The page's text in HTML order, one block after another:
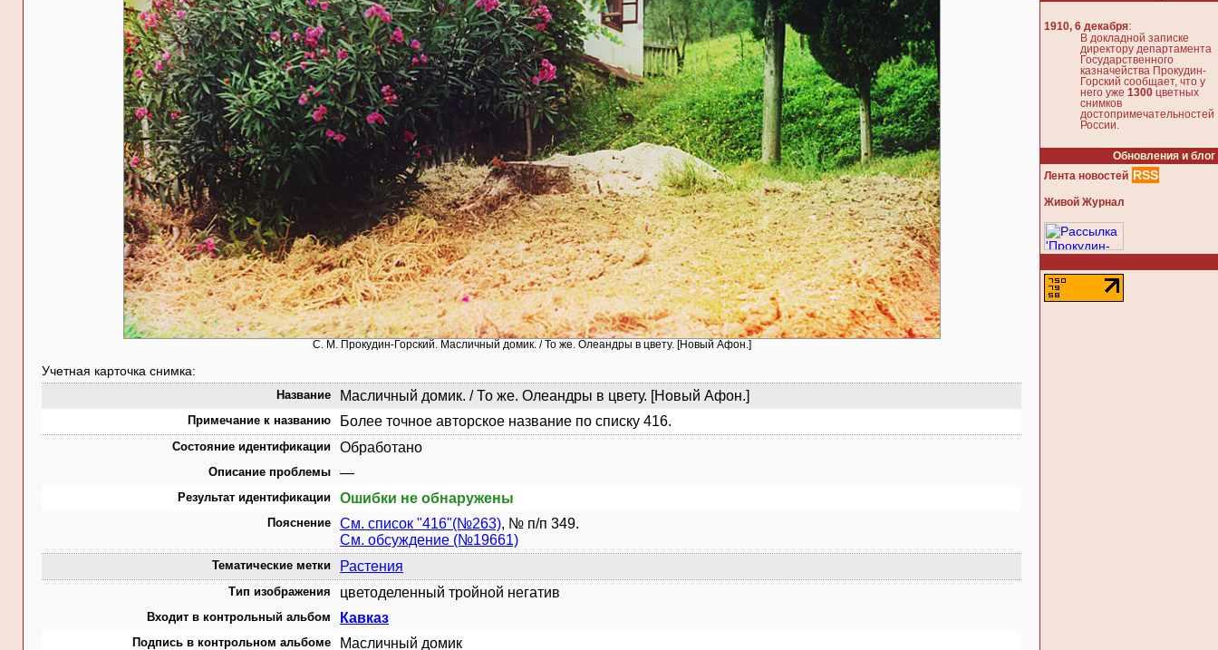
С. М. Прокудин-Горский. Масличный домик. / То же. Олеандры в цвету. [Новый Афон.]
Учетная карточка снимка:
Название Масличный домик. / То же. Олеандры в цвету. [Новый Афон.]
Примечание к названию Более точное авторское название по списку 416.
Состояние идентификации Обработано
Описание проблемы —
Результат идентификации Ошибки не обнаружены
Пояснение См. список "416"(№263), № п/п 349.
См. обсуждение (№19661)
Тематические метки Растения
Тип изображения цветоделенный тройной негатив
Входит в контрольный альбом Кавказ
Подпись в контрольном альбоме Масличный домик
1910, 6 декабря:
В докладной записке
директору департамента
Государственного
казначейства Прокудин-
Горский сообщает, что у
него уже 1300 цветных
снимков
достопримечательностей
России.
Обновления и блог
Лента новостей RSS
Живой Журнал